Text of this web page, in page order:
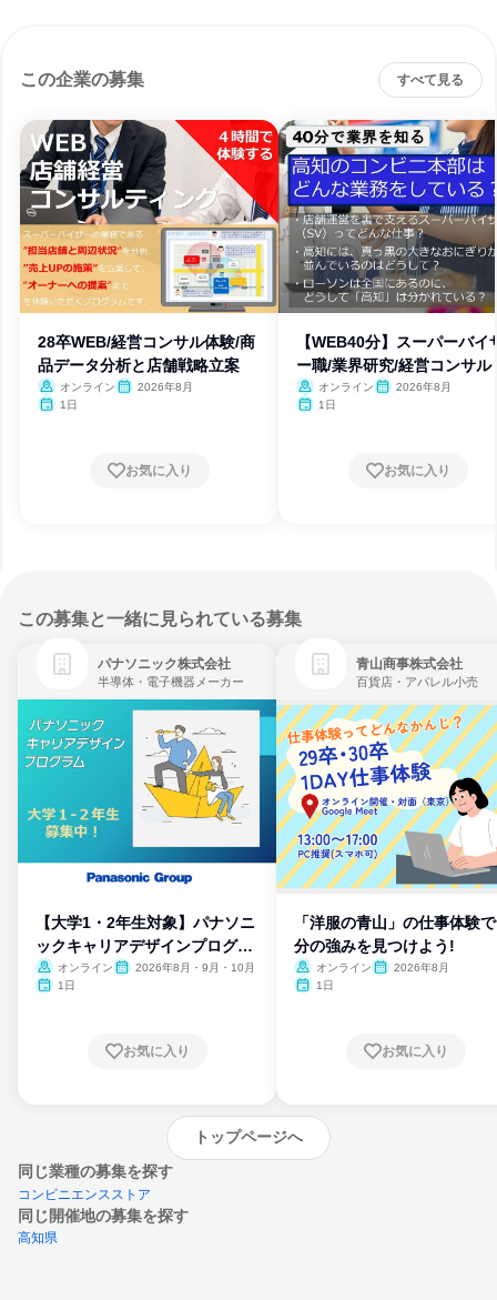
この企業の募集 すべて見る
28卒WEB/経営コンサル体験/商
品データ分析と店舗戦略立案
オンライン
2026年8月
1日
お気に入り
【WEB40分】スーパーバイ
ー職/業界研究/経営コンサル
オンライン
2026年8月
1日
お気に入り
この募集と一緒に見られている募集
パナソニック株式会社
半導体・電子機器メーカー
【大学1・2年生対象】パナソニ
ックキャリアデザインプログラ
ム
オンライン
2026年8月・9月・10月
1日
お気に入り
青山商事株式会社
百貨店・アパレル小売
「洋服の青山」の仕事体験
分の強みを見つけよう!
オンライン
2026年8月
1日
お気に入り
トップページへ
同じ業種の募集を探す
コンビニエンスストア
同じ開催地の募集を探す
高知県